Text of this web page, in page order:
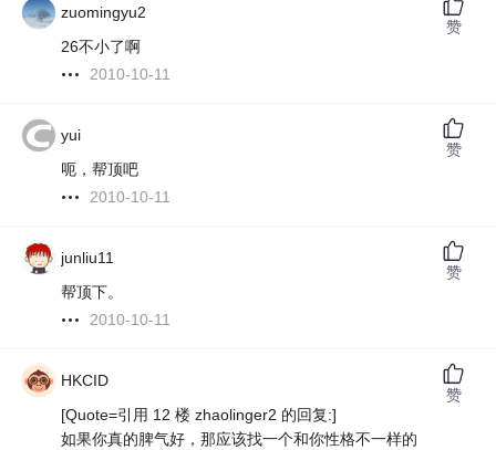
zuomingyu2
26不小了啊
2010-10-11
赞
yui
呃，帮顶吧
2010-10-11
赞
junliu11
帮顶下。
2010-10-11
赞
HKCID
[Quote=引用 12 楼 zhaolinger2 的回复:]
如果你真的脾气好，那应该找一个和你性格不一样的
赞